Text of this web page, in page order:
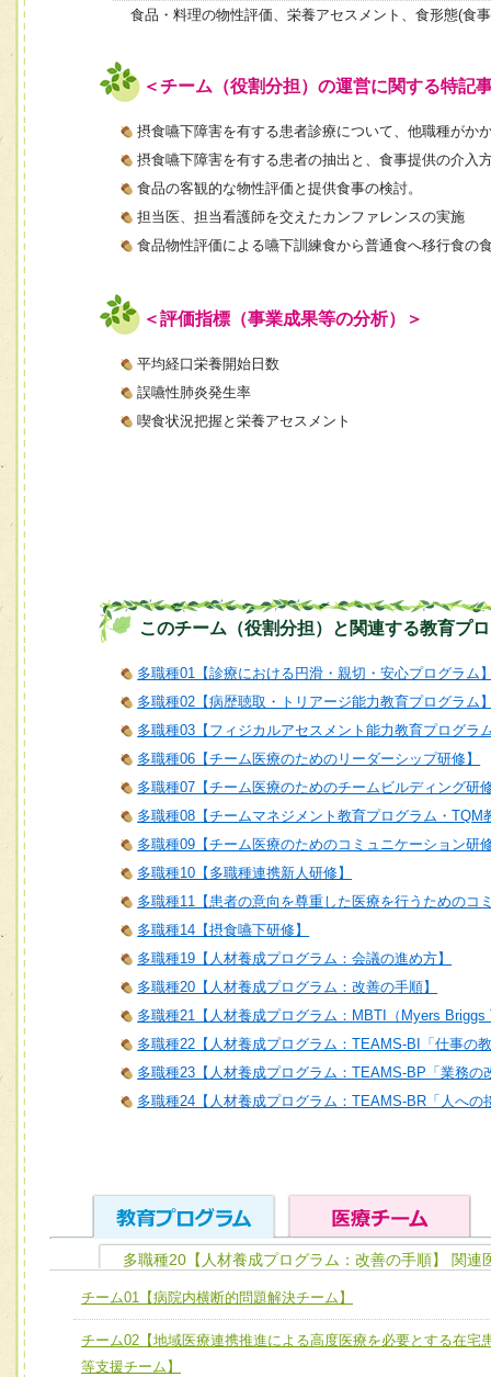
食品・料理の物性評価、栄養アセスメント、食形態(食
＜チーム（役割分担）の運営に関する特記
摂食嚥下障害を有する患者診療について、他職種がか
摂食嚥下障害を有する患者の抽出と、食事提供の介入
食品の客観的な物性評価と提供食事の検討。
担当医、担当看護師を交えたカンファレンスの実施
食品物性評価による嚥下訓練食から普通食へ移行食の
＜評価指標（事業成果等の分析）＞
平均経口栄養開始日数
誤嚥性肺炎発生率
喫食状況把握と栄養アセスメント
このチーム（役割分担）と関連する教育プ
多職種01【診療における円滑・親切・安心プログラム
多職種02【病歴聴取・トリアージ能力教育プログラム
多職種03【フィジカルアセスメント能力教育プログラ
多職種06【チーム医療のためのリーダーシップ研修】
多職種07【チーム医療のためのチームビルディング研
多職種08【チームマネジメント教育プログラム・TQM
多職種09【チーム医療のためのコミュニケーション研
多職種10【多職種連携新人研修】
多職種11【患者の意向を尊重した医療を行うためのコ
多職種14【摂食嚥下研修】
多職種19【人材養成プログラム：会議の進め方】
多職種20【人材養成プログラム：改善の手順】
多職種21【人材養成プログラム：MBTI（Myers
多職種22【人材養成プログラム：TEAMS-BI「仕事の
多職種23【人材養成プログラム：TEAMS-BP「業務の
多職種24【人材養成プログラム：TEAMS-BR「人への
ユニット１ 医療人としての基礎能力
全人的医療を実践する医療人として、必要な基礎能力を身
ける
チーム01【病院内横断的問題解決チーム】
チーム02【地域医療連携推進による高度医療を必要とする
多職種20【人材養成プログラム：改善の手順】 関連
チーム01【病院内横断的問題解決チーム】
チーム02【地域医療連携推進による高度医療を必要とする在宅
等支援チーム】